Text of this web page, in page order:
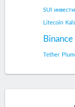
SUI
Litecoin
Binance
Tether